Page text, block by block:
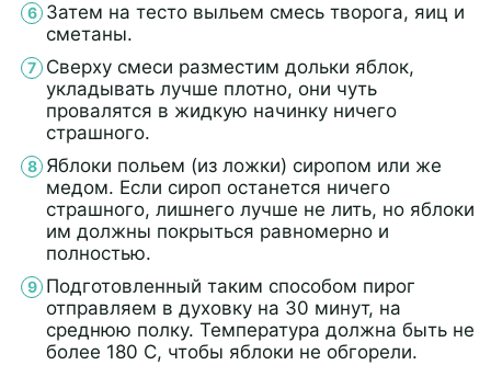
Затем на тесто выльем смесь творога, яиц и
сметаны.
Сверху смеси разместим дольки яблок,
укладывать лучше плотно, они чуть
провалятся в жидкую начинку ничего
страшного.
Яблоки польем (из ложки) сиропом или же
медом. Если сироп останется ничего
страшного, лишнего лучше не лить, но яблоки
им должны покрыться равномерно и
полностью.
Подготовленный таким способом пирог
отправляем в духовку на 30 минут, на
среднюю полку. Температура должна быть не
более 180 С, чтобы яблоки не обгорели.